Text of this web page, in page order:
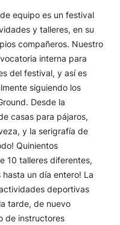
equipo es un festival
y talleres, en su
compañeros. Nuestro
interna para
del festival, y así es
siguiendo los
Desde la
casas para pájaros,
y la serigrafía de
Quinientos
10 talleres diferentes,
un día entero! La
deportivas
tarde, de nuevo
de instructores